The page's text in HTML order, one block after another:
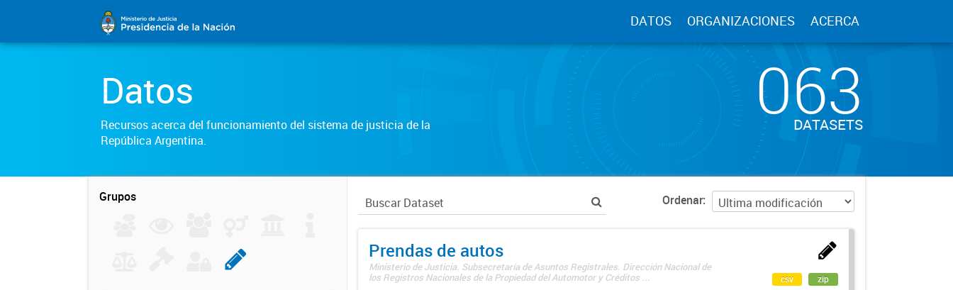
DATOS ORGANIZACIONES ACERCA
Datos
Recursos acerca del funcionamiento del sistema de justicia de la
República Argentina.
063
DATASETS
Grupos Ordenar
Prendas de autos
Ministerio de Justicia. Subsecretaría de Asuntos Registrales. Dirección Nacional de
los Registros Nacionales de la Propiedad del Automotor y Créditos ...
csv zip